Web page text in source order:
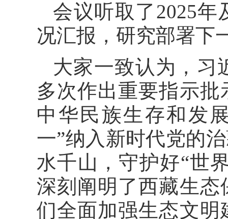
会议听取了2025
况汇报，研究部署下
大家一致认为，习
多次作出重要指示
中华民族生存和发
一”纳入新时代党的
水千山，守护好“世
深刻阐明了西藏生
们全面加强生态文